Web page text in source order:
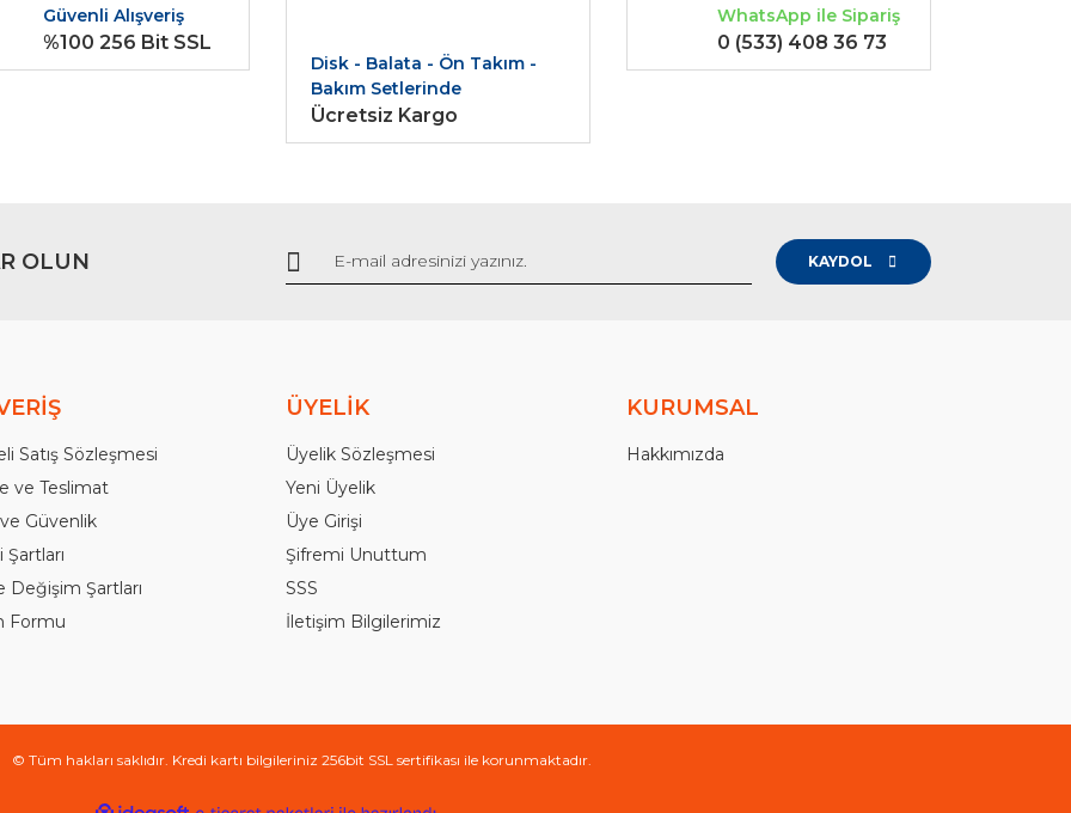
Gönder
Güvenli Alışveriş
%100 256 Bit SSL
Disk - Balata - Ön Takım -
Bakım Setlerinde
Ücretsiz Kargo
WhatsApp ile Sipariş
0 (533) 408 36 73
OLUN KAYDOL
Satış Sözleşmesi
ve Teslimat
Güvenlik
Şartları
Değişim Şartları
Formu
ÜYELİK
Üyelik Sözleşmesi
Yeni Üyelik
Üye Girişi
Şifremi Unuttum
SSS
İletişim Bilgilerimiz
KURUMSAL
Hakkımızda
© Tüm hakları saklıdır. Kredi kartı bilgileriniz 256bit SSL sertifikası ile korunmaktadır.